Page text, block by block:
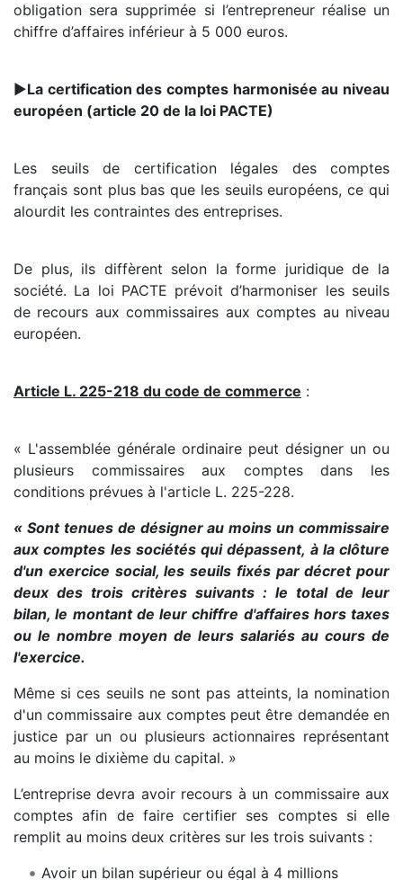
obligation sera supprimée si l’entrepreneur réalise un
chiffre d’affaires inférieur à 5 000 euros.
►La certification des comptes harmonisée au niveau
européen (article 20 de la loi PACTE)
Les seuils de certification légales des comptes
français sont plus bas que les seuils européens, ce qui
alourdit les contraintes des entreprises.
De plus, ils diffèrent selon la forme juridique de la
société. La loi PACTE prévoit d’harmoniser les seuils
de recours aux commissaires aux comptes au niveau
européen.
Article L. 225-218 du code de commerce :
« L'assemblée générale ordinaire peut désigner un ou
plusieurs commissaires aux comptes dans les
conditions prévues à l'article L. 225-228.
« Sont tenues de désigner au moins un commissaire
aux comptes les sociétés qui dépassent, à la clôture
d'un exercice social, les seuils fixés par décret pour
deux des trois critères suivants : le total de leur
bilan, le montant de leur chiffre d'affaires hors taxes
ou le nombre moyen de leurs salariés au cours de
l'exercice.
Même si ces seuils ne sont pas atteints, la nomination
d'un commissaire aux comptes peut être demandée en
justice par un ou plusieurs actionnaires représentant
au moins le dixième du capital. »
L’entreprise devra avoir recours à un commissaire aux
comptes afin de faire certifier ses comptes si elle
remplit au moins deux critères sur les trois suivants :
Avoir un bilan supérieur ou égal à 4 millions